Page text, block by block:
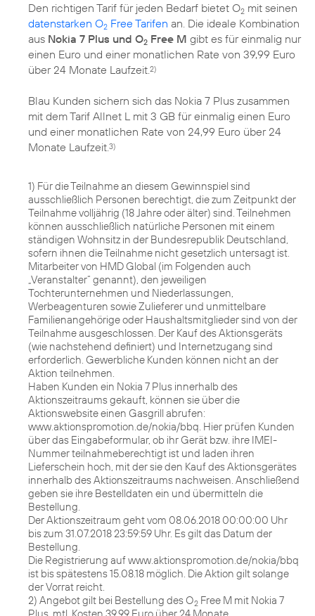
Den richtigen Tarif für jeden Bedarf bietet O2 mit seinen
datenstarken O2 Free Tarifen an. Die ideale Kombination
aus Nokia 7 Plus und O2 Free M gibt es für einmalig nur
einen Euro und einer monatlichen Rate von 39,99 Euro
über 24 Monate Laufzeit.2)
Blau Kunden sichern sich das Nokia 7 Plus zusammen
mit dem Tarif Allnet L mit 3 GB für einmalig einen Euro
und einer monatlichen Rate von 24,99 Euro über 24
Monate Laufzeit.3)
1) Für die Teilnahme an diesem Gewinnspiel sind
ausschließlich Personen berechtigt, die zum Zeitpunkt der
Teilnahme volljährig (18 Jahre oder älter) sind. Teilnehmen
können ausschließlich natürliche Personen mit einem
ständigen Wohnsitz in der Bundesrepublik Deutschland,
sofern ihnen die Teilnahme nicht gesetzlich untersagt ist.
Mitarbeiter von HMD Global (im Folgenden auch
„Veranstalter“ genannt), den jeweiligen
Tochterunternehmen und Niederlassungen,
Werbeagenturen sowie Zulieferer und unmittelbare
Familienangehörige oder Haushaltsmitglieder sind von der
Teilnahme ausgeschlossen. Der Kauf des Aktionsgeräts
(wie nachstehend definiert) und Internetzugang sind
erforderlich. Gewerbliche Kunden können nicht an der
Aktion teilnehmen.
Haben Kunden ein Nokia 7 Plus innerhalb des
Aktionszeitraums gekauft, können sie über die
Aktionswebsite einen Gasgrill abrufen:
www.aktionspromotion.de/nokia/bbq. Hier prüfen Kunden
über das Eingabeformular, ob ihr Gerät bzw. ihre IMEI-
Nummer teilnahmeberechtigt ist und laden ihren
Lieferschein hoch, mit der sie den Kauf des Aktionsgerätes
innerhalb des Aktionszeitraums nachweisen. Anschließend
geben sie ihre Bestelldaten ein und übermitteln die
Bestellung.
Der Aktionszeitraum geht vom 08.06.2018 00:00:00 Uhr
bis zum 31.07.2018 23:59:59 Uhr. Es gilt das Datum der
Bestellung.
Die Registrierung auf www.aktionspromotion.de/nokia/bbq
ist bis spätestens 15.08.18 möglich. Die Aktion gilt solange
der Vorrat reicht.
2) Angebot gilt bei Bestellung des O2 Free M mit Nokia 7